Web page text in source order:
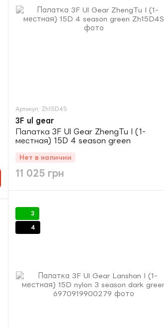
Артикул: Zh15D4S
3F ul gear
Палатка 3F Ul Gear ZhengTu I (1-
местная) 15D 4 season green
11 025 грн
Нет в наличии
3
4